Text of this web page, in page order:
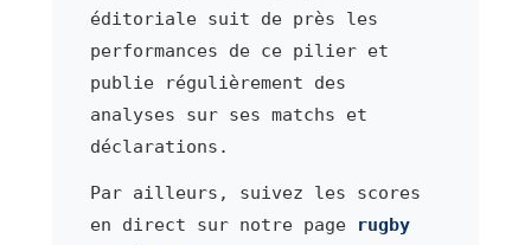
éditoriale suit de près les
performances de ce pilier et
publie régulièrement des
analyses sur ses matchs et
déclarations.
Par ailleurs, suivez les scores
en direct sur notre page
rugby